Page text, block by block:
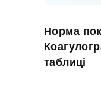
Норма
таблиці